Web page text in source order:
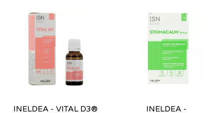
INELDEA - VITAL D3® INELDEA -